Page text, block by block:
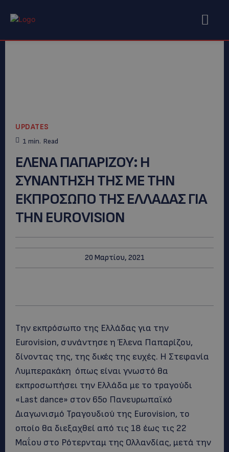
UPDATES
1 min. Read
ΕΛΕΝΑ ΠΑΠΑΡΙΖΟΥ: Η
ΣΥΝΑΝΤΗΣΗ ΤΗΣ ΜΕ ΤΗΝ
ΕΚΠΡΟΣΩΠΟ ΤΗΣ ΕΛΛΑΔΑΣ ΓΙΑ
ΤΗΝ EUROVISION
20 Μαρτίου, 2021
Την εκπρόσωπο της Ελλάδας για την
Eurovision, συνάντησε η Έλενα Παπαρίζου,
δίνοντας της, της δικές της ευχές. Η Στεφανία
Λυμπερακάκη όπως είναι γνωστό θα
εκπροσωπήσει την Ελλάδα με το τραγούδι
«Last dance» στον 65o Πανευρωπαϊκό
Διαγωνισμό Τραγουδιού της Eurovision, το
οποίο θα διεξαχθεί από τις 18 έως τις 22
Μαΐου στο Ρότερνταμ της Ολλανδίας, μετά την